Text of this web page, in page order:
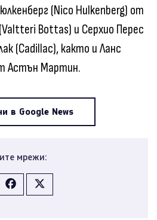
(Nico Hulkenberg) от
Bottas) и Серхио Перес
(Cadillac), както и Ланс
Астън Мартин.
в Google News
мрежи: